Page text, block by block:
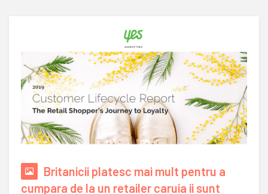
Britanicii platesc mai mult pentru a
cumpara de la un retailer caruia ii sunt